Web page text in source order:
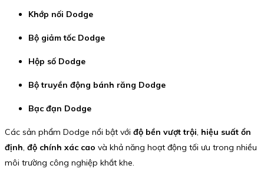
Khớp nối Dodge
Bộ giảm tốc Dodge
Hộp số Dodge
Bộ truyền động bánh răng Dodge
Bạc đạn Dodge
Các sản phẩm Dodge nổi bật với độ bền vượt trội, hiệu suất ổn
định, độ chính xác cao và khả năng hoạt động tối ưu trong nhiều
môi trường công nghiệp khắt khe.